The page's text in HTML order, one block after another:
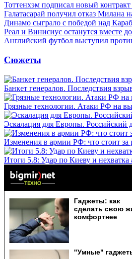
Тоттенхэм подписал новый
Галатасарай получил отказ Милана
Динамо сыграло с победой над
Реал и Винисиус останутся вместе
Английский футбол выступил
Сюжеты
Банкет генералов. Последствия
Грязные технологии. Атаки РФ на
Эскалация для Европы. Российский
Изменения в армии РФ: что стоит
Итоги 5.8: Удар по Киеву и нехватка